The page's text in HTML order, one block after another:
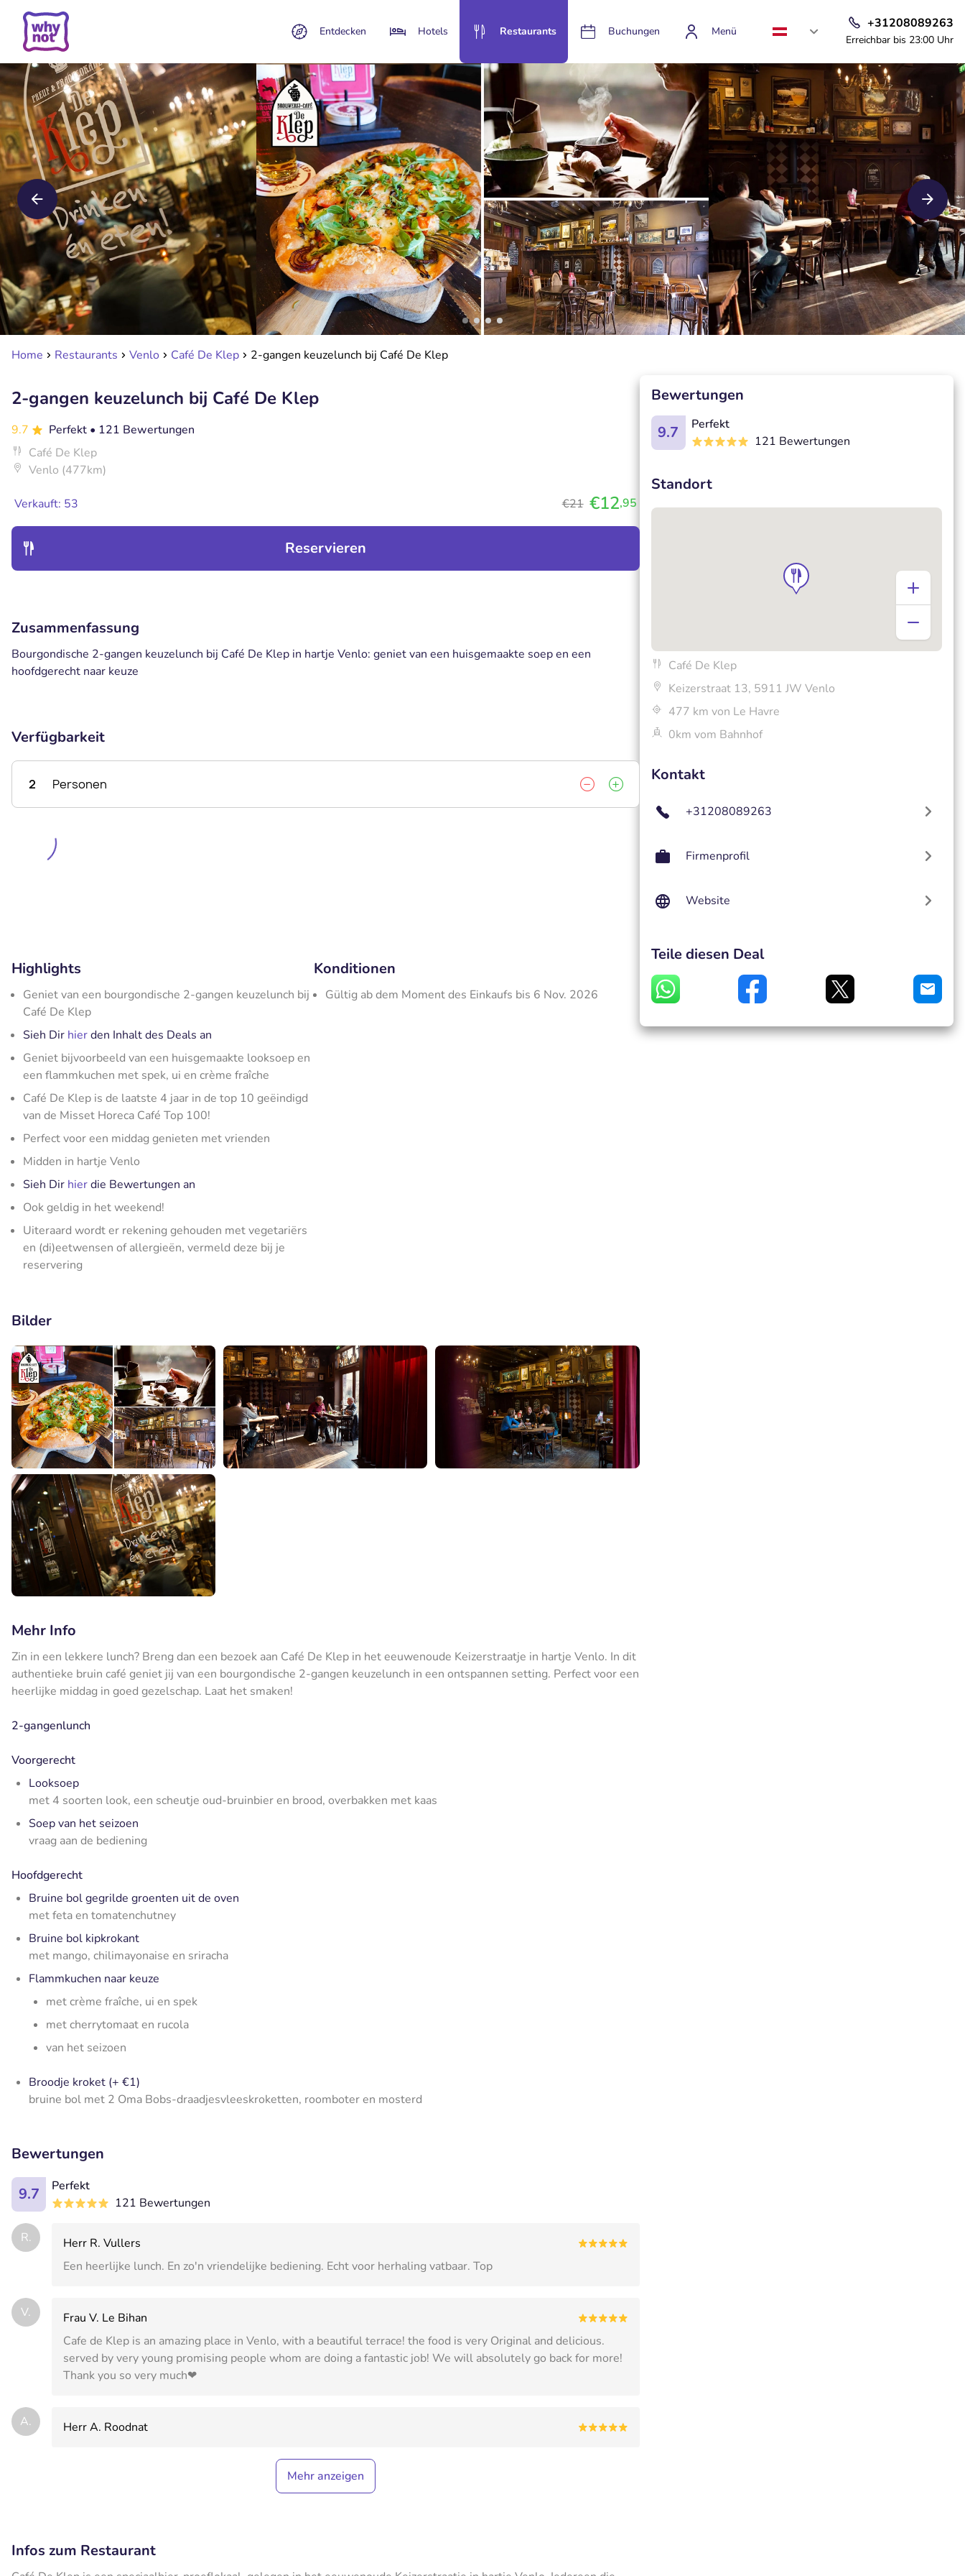
Entdecken Hotels Restaurants Buchungen Menü
+31208089263
Erreichbar bis 23:00 Uhr
Home Restaurants Venlo Café De Klep 2-gangen keuzelunch bij Café De Klep
2-gangen keuzelunch bij Café De Klep
9.7 Perfekt • 121 Bewertungen
Café De Klep
Venlo (477km)
Verkauft: 53 €21 €12,95
Reservieren
Zusammenfassung
Bourgondische 2-gangen keuzelunch bij Café De Klep in hartje Venlo: geniet van een huisgemaakte soep en een
hoofdgerecht naar keuze
Verfügbarkeit
2 Personen
Highlights
Geniet van een bourgondische 2-gangen keuzelunch bij
Café De Klep
Sieh Dir hierden Inhalt des Deals an
Geniet bijvoorbeeld van een huisgemaakte looksoep en
een flammkuchen met spek, ui en crème fraîche
Café De Klep is de laatste 4 jaar in de top 10 geëindigd
van de Misset Horeca Café Top 100!
Perfect voor een middag genieten met vrienden
Midden in hartje Venlo
Sieh Dir hierdie Bewertungen an
Ook geldig in het weekend!
Uiteraard wordt er rekening gehouden met vegetariërs
en (di)eetwensen of allergieën, vermeld deze bij je
reservering
Konditionen
Gültig ab dem Moment des Einkaufs bis 6 Nov. 2026
Bilder
Mehr Info
Zin in een lekkere lunch? Breng dan een bezoek aan Café De Klep in het eeuwenoude Keizerstraatje in hartje Venlo. In dit
authentieke bruin café geniet jij van een bourgondische 2-gangen keuzelunch in een ontspannen setting. Perfect voor een
heerlijke middag in goed gezelschap. Laat het smaken!
2-gangenlunch
Voorgerecht
Looksoep
met 4 soorten look, een scheutje oud-bruinbier en brood, overbakken met kaas
Soep van het seizoen
vraag aan de bediening
Hoofdgerecht
Bruine bol gegrilde groenten uit de oven
met feta en tomatenchutney
Bruine bol kipkrokant
met mango, chilimayonaise en sriracha
Flammkuchen naar keuze
met crème fraîche, ui en spek
met cherrytomaat en rucola
van het seizoen
Broodje kroket (+ €1)
bruine bol met 2 Oma Bobs-draadjesvleeskroketten, roomboter en mosterd
Bewertungen
9.7
Perfekt
121 Bewertungen
R.
Herr R. Vullers
Een heerlijke lunch. En zo'n vriendelijke bediening. Echt voor herhaling vatbaar. Top
V.
Frau V. Le Bihan
Cafe de Klep is an amazing place in Venlo, with a beautiful terrace! the food is very Original and delicious.
served by very young promising people whom are doing a fantastic job! We will absolutely go back for more!
Thank you so very much❤
A. Herr A. Roodnat
Mehr anzeigen
Infos zum Restaurant
Bewertungen
9.7
Perfekt
121 Bewertungen
Standort
Café De Klep
Keizerstraat 13, 5911 JW Venlo
477 km von Le Havre
0km vom Bahnhof
Kontakt
+31208089263
Firmenprofil
Website
Teile diesen Deal